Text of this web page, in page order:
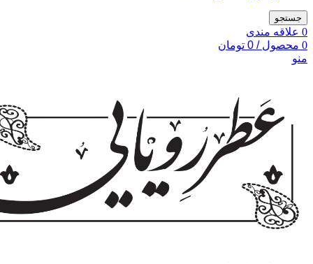
جستجو
0 علاقه مندی
0 محصول /
0 تومان
منو